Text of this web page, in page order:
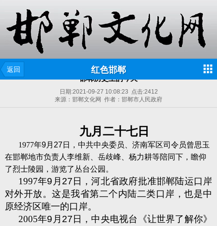
返回 红色邯郸
邯郸历史上的今天
日期:2021-09-27 10:08:23 点击:2412
来源：邯郸文化网 作者：邯郸市人民政府
九月二十七日
1977年9月 27 日，中共中央委员、济南军区司令员曾思玉
在邯郸地市负责人李维新、岳歧峰、杨力耕等陪同下，瞻仰
了烈士陵园，游览了丛台公园。
1997年9 月 27 日，河北省政府批准邯郸陆运口岸
对外开放。这是我省第二个内陆二类口岸，也是中
原经济区唯一的口岸。
2005年9 月 27 日，中央电视台《让世界了解你》